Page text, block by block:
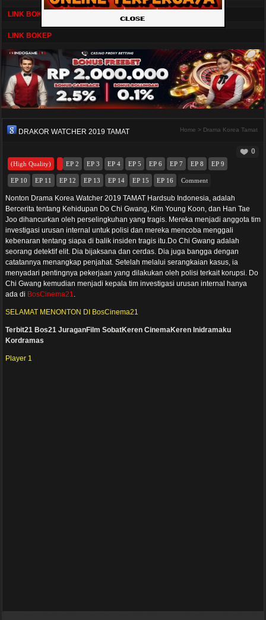
LINK BOKEP
LINK BOKEP
DRAKOR WATCHER 2019 TAMAT Home > Drama Korea Tamat
0
(High Quality) EP 2 EP 3 EP 4 EP 5 EP 6 EP 7 EP 8 EP 9
EP 10 EP 11 EP 12 EP 13 EP 14 EP 15 EP 16 Comment
Nonton Drama Korea Watcher 2019 TAMAT Hardsub Indonesia, adalah
Bercerita tentang Kehidupan Do Chi Gwang, Kim Young Koon, dan Han Tae
Joo dihancurkan oleh perselingkuhan yang tragis. Mereka menjadi anggota tim
investigasi urusan internal untuk polisi dan mereka mencoba menggali
kebenaran tentang siapa di balik insiden tragis itu.Do Chi Gwang adalah
seorang detektif elit. Dia bijaksana dan cerdas. Dia juga bangga dengan
catatannya menangkap penjahat. Setelah melalui serangkaian kasus, ia
menyadari pentingnya pekerjaan yang dilakukan oleh polisi terkait korupsi. Do
Chi Gwang kemudian menjadi kepala tim investigasi urusan internal hanya
ada di BosCinema21.
SELAMAT MENONTON DI BosCinema21
Terbit21 Bos21 JuraganFilm SobatKeren CinemaKeren Inidramaku
Kordramas
Player 1